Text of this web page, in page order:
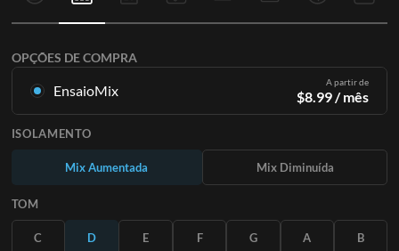
OPÇÕES DE COMPRA
EnsaioMix A partir de
$8.99/ mês
todas as 12 tonalidades com mixagens Up e Minus para cada
parte mais a música original.
ASSINE
ISOLAMENTO
Mix Aumentada Mix Diminuída
TOM
C D E F G A B